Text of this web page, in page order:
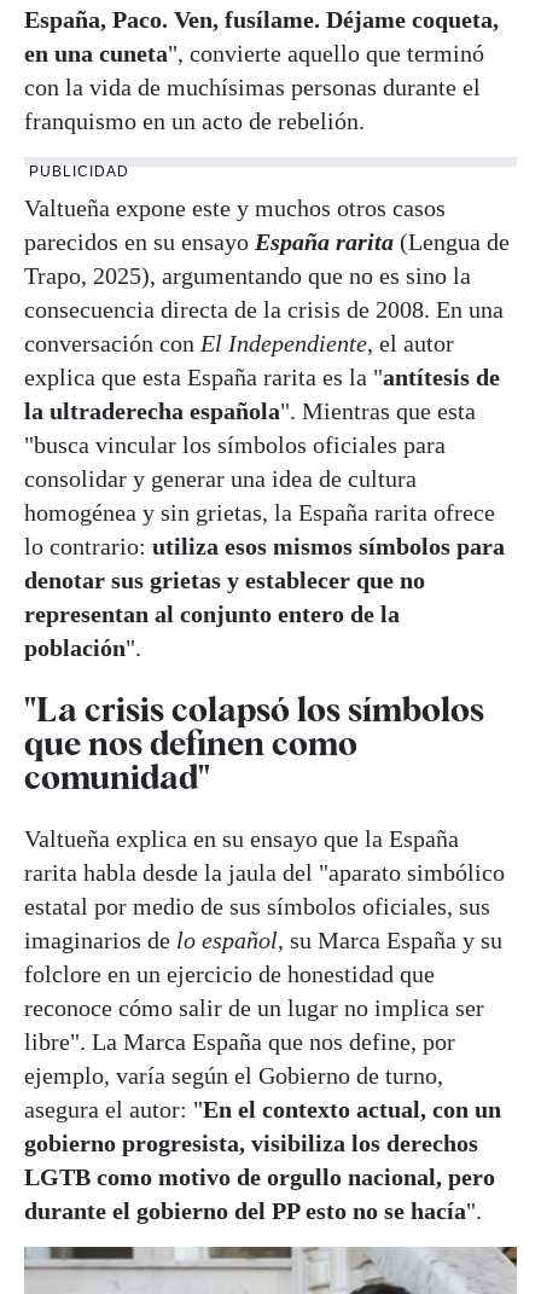
España, Paco. Ven, fusílame. Déjame coqueta,
en una cuneta", convierte aquello que terminó
con la vida de muchísimas personas durante el
franquismo en un acto de rebelión.
PUBLICIDAD
Valtueña expone este y muchos otros casos
parecidos en su ensayo España rarita (Lengua de
Trapo, 2025), argumentando que no es sino la
consecuencia directa de la crisis de 2008. En una
conversación con El Independiente, el autor
explica que esta España rarita es la "antítesis de
la ultraderecha española". Mientras que esta
"busca vincular los símbolos oficiales para
consolidar y generar una idea de cultura
homogénea y sin grietas, la España rarita ofrece
lo contrario: utiliza esos mismos símbolos para
denotar sus grietas y establecer que no
representan al conjunto entero de la
población".
"La crisis colapsó los símbolos
que nos definen como
comunidad"
Valtueña explica en su ensayo que la España
rarita habla desde la jaula del "aparato simbólico
estatal por medio de sus símbolos oficiales, sus
imaginarios de lo español, su Marca España y su
folclore en un ejercicio de honestidad que
reconoce cómo salir de un lugar no implica ser
libre". La Marca España que nos define, por
ejemplo, varía según el Gobierno de turno,
asegura el autor: "En el contexto actual, con un
gobierno progresista, visibiliza los derechos
LGTB como motivo de orgullo nacional, pero
durante el gobierno del PP esto no se hacía".